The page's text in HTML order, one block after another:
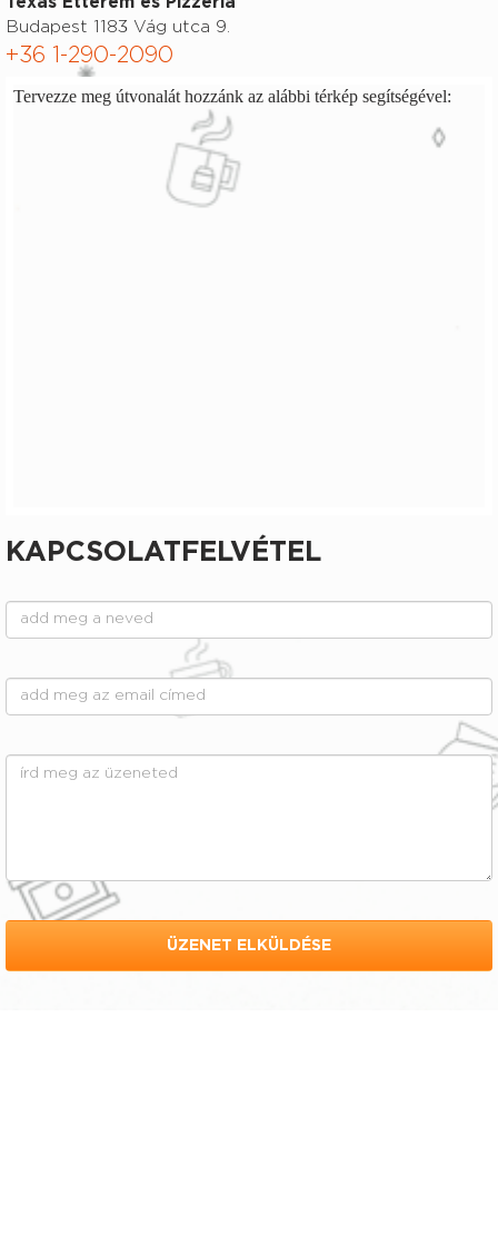
Budapest 1183 Vág utca 9.
+36 1-290-2090
Tervezze meg útvonalát hozzánk az alábbi térkép segítségével:
KAPCSOLATFELVÉTEL
ÜZENET ELKÜLDÉSE